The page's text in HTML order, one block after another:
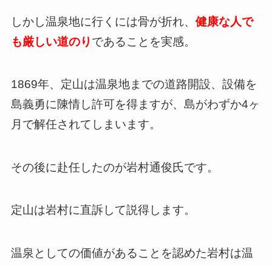
しかし温泉地に行くには骨が折れ、 健康な人で
も厳しい道のり であることを実感。
1869年、定山は温泉地までの道路開設、設備を
島義勇に陳情し許可を得ますが、島がわずか4ヶ
月で解任されてしまいます。
その後に赴任したのが岩村通俊氏です。
定山は岩村に直訴して説得します。
温泉としての価値があることを認めた岩村は温